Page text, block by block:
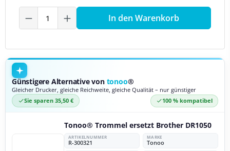
Produkt Anzahl: Gib den
In den Warenkorb
Günstigere Alternative von tonoo®
Gleicher Drucker, gleiche Reichweite, gleiche Qualität – nur günstiger
Sie sparen 35,50 € 100 % kompatibel
Tonoo® Trommel ersetzt Brother DR1050
ARTIKELNUMMER
R-300321
MARKE
Tonoo